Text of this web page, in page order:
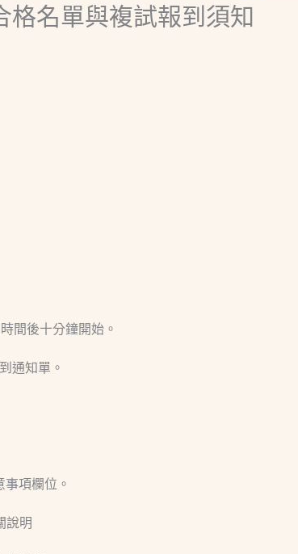
格名單與複試報到須知
間後十分鐘開始。
通知單。
項欄位。
說明